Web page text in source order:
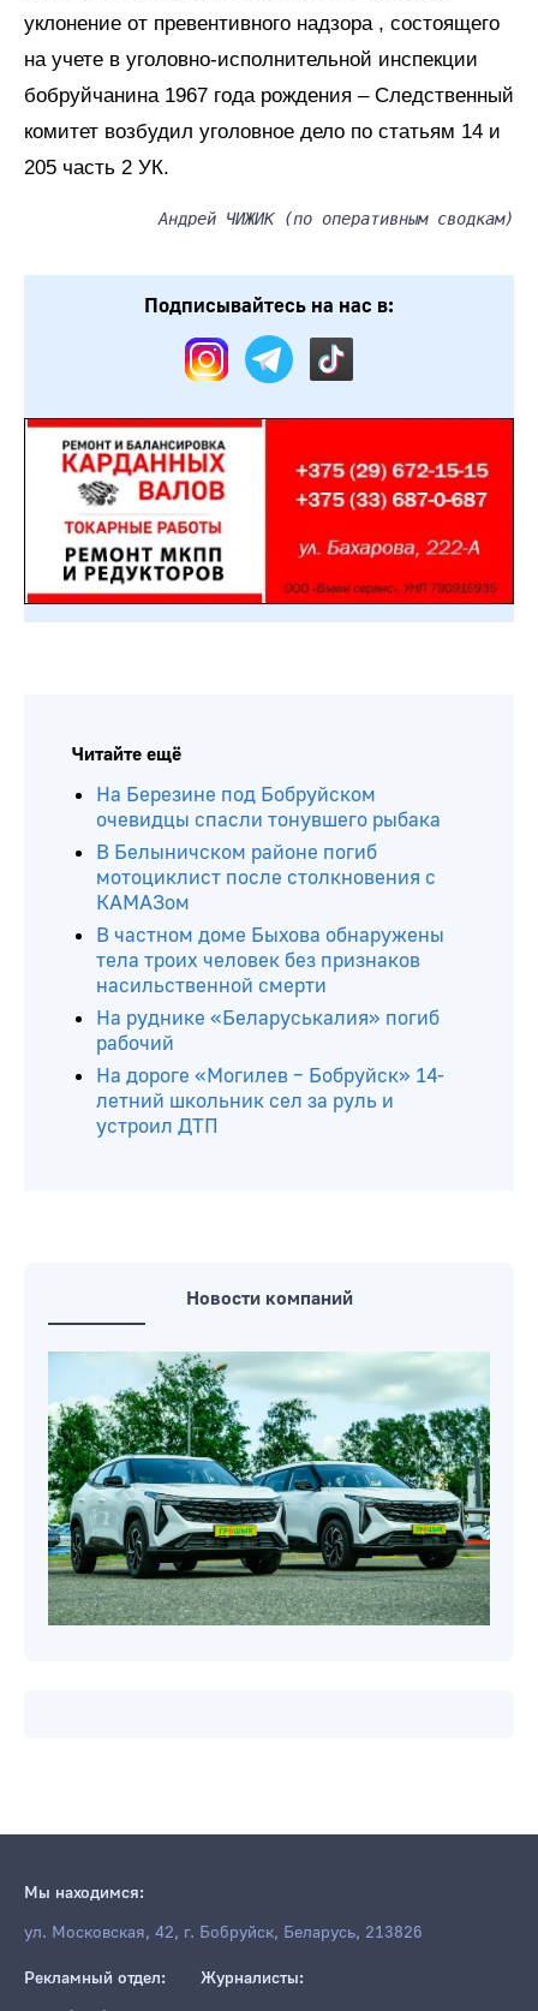
уклонение от превентивного надзора , состоящего
на учете в уголовно-исполнительной инспекции
бобруйчанина 1967 года рождения – Следственный
комитет возбудил уголовное дело по статьям 14 и
205 часть 2 УК.
Андрей ЧИЖИК (по оперативным сводкам)
Подписывайтесь на нас в:
Читайте ещё
На Березине под Бобруйском
очевидцы спасли тонувшего рыбака
В Белыничском районе погиб
мотоциклист после столкновения с
КАМАЗом
В частном доме Быхова обнаружены
тела троих человек без признаков
насильственной смерти
На руднике «Беларуськалия» погиб
рабочий
На дороге «Могилев – Бобруйск» 14-
летний школьник сел за руль и
устроил ДТП
Новости компаний
Мы находимся:
ул. Московская, 42, г. Бобруйск, Беларусь, 213826
Рекламный отдел:
Журналисты: